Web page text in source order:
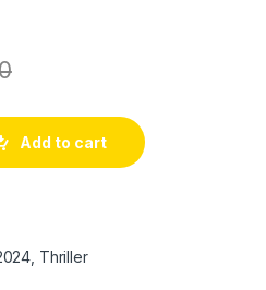
Add to cart
Thriller